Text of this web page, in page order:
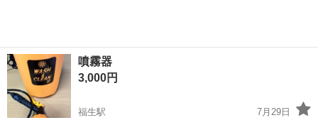
噴霧器
3,000円
福生駅
7月29日